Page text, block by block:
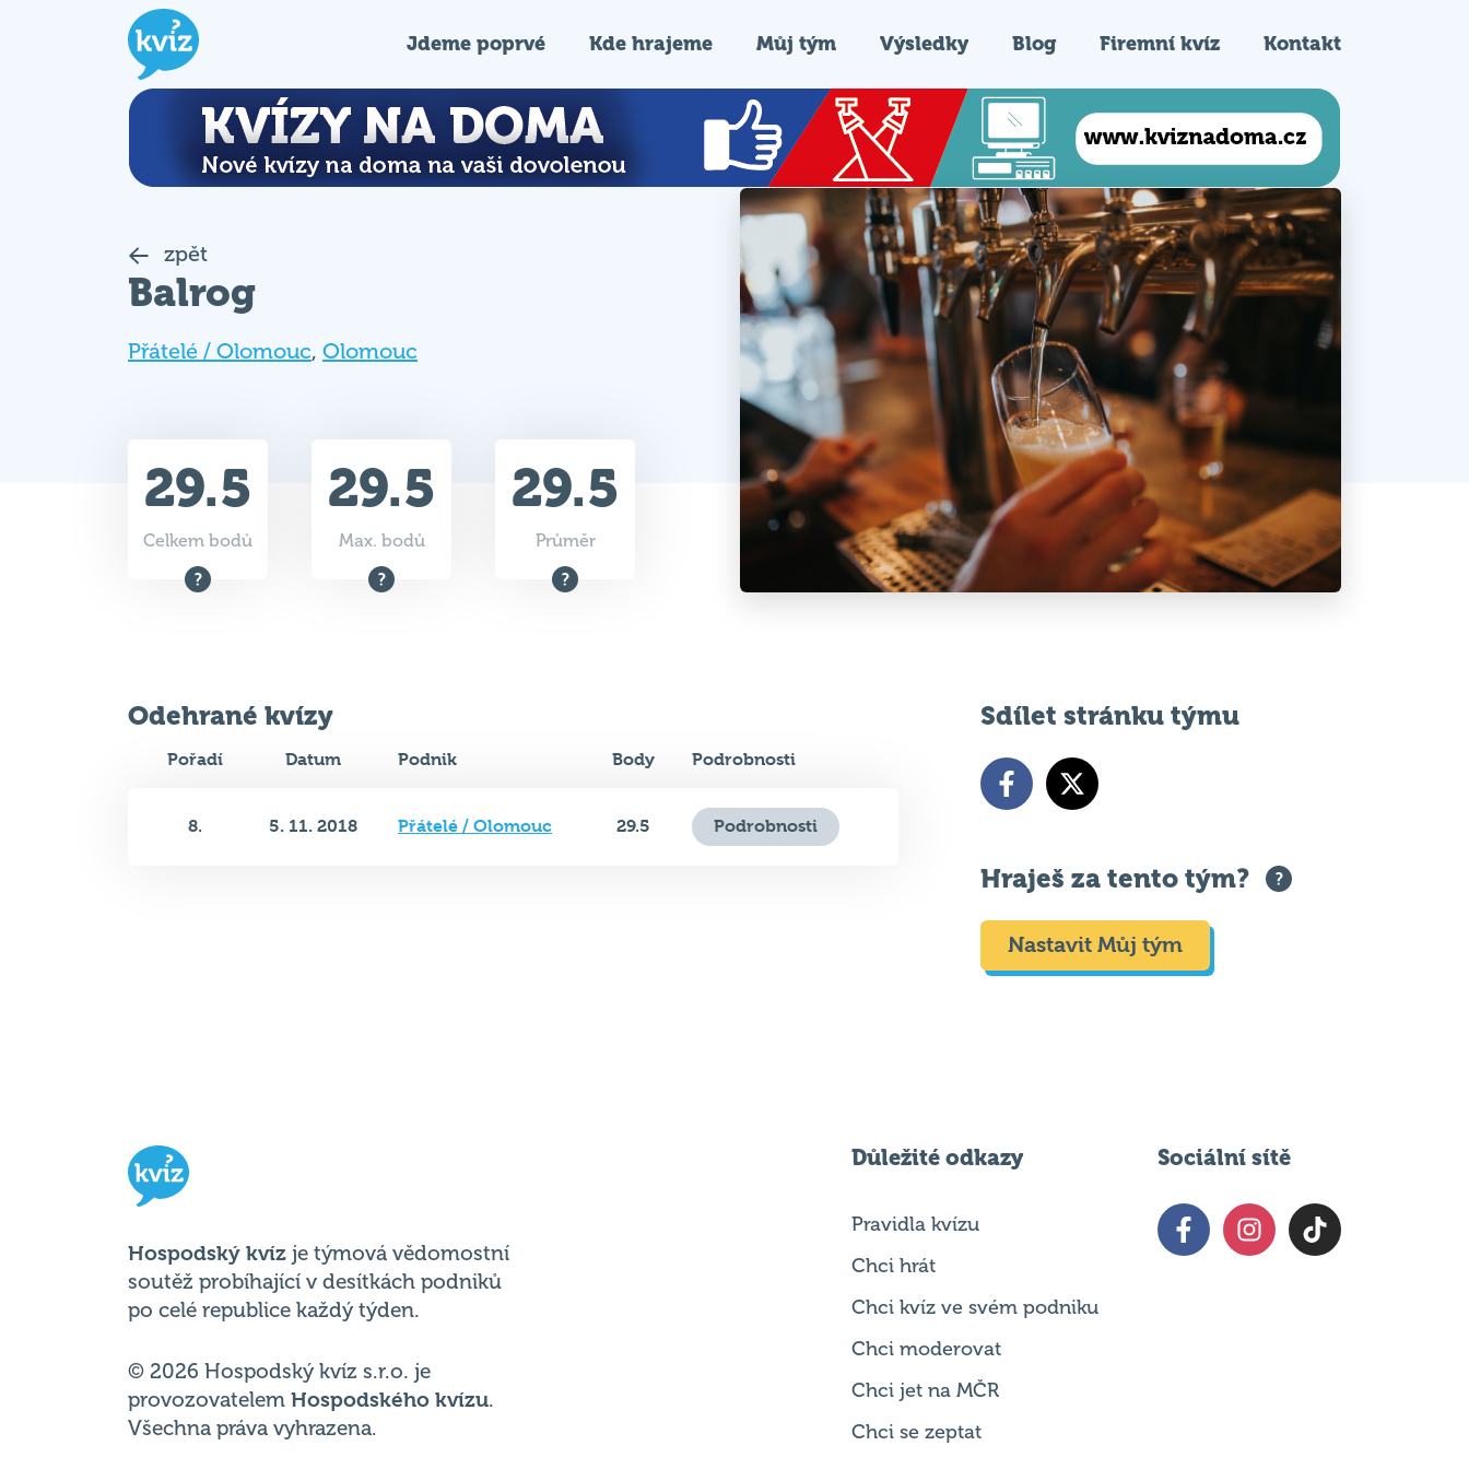
Jdeme poprvé Kde hrajeme Můj tým Výsledky Blog Firemní kvíz Kontakt
zpět
Balrog
Přátelé / Olomouc, Olomouc
29.5
Celkem bodů
29.5
Max. bodů
29.5
Průměr
Odehrané kvízy
Pořadí Datum Podnik Body Podrobnosti
8. 5. 11. 2018 Přátelé / Olomouc 29.5 Podrobnosti
Sdílet stránku týmu
Hraješ za tento tým?
Nastavit Můj tým
Hospodský kvíz je týmová vědomostní
soutěž probíhající v desítkách podniků
po celé republice každý týden.
© 2026 Hospodský kvíz s.r.o. je
provozovatelem Hospodského kvízu.
Všechna práva vyhrazena.
Důležité odkazy
Pravidla kvízu
Chci hrát
Chci kvíz ve svém podniku
Chci moderovat
Chci jet na MČR
Chci se zeptat
Sociální sítě